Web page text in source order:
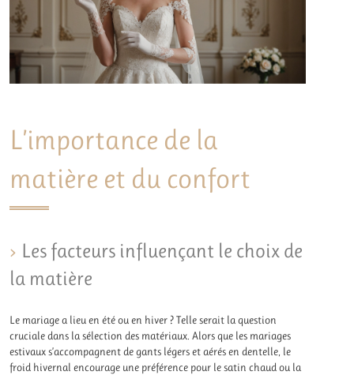
L’importance de la
matière et du confort
Les facteurs influençant le choix de
la matière
Le mariage a lieu en été ou en hiver ? Telle serait la question
cruciale dans la sélection des matériaux. Alors que les mariages
estivaux s’accompagnent de gants légers et aérés en dentelle, le
froid hivernal encourage une préférence pour le satin chaud ou la